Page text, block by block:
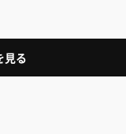
見る